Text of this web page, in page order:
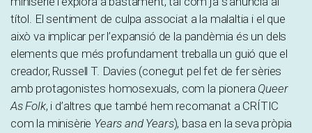
títol. El sentiment de culpa associat a la malaltia i el que
això va implicar per l’expansió de la pandèmia és un dels
elements que més profundament treballa un guió que el
creador, Russell T. Davies (conegut pel fet de fer sèries
amb protagonistes homosexuals, com la pionera Queer
As Folk, i d’altres que també hem recomanat a CRÍTIC
com la minisèrie Years and Years), basa en la seva pròpia